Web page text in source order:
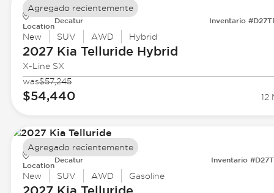
Location
Decatur Inventario
New SUV AWD Hybrid
2027 Kia Telluride Hybrid
X-Line SX
was$57,245
$54,440 12
Agregado recientemente
Location
Decatur Inventario
New SUV AWD Gasoline
Agregado recientemente